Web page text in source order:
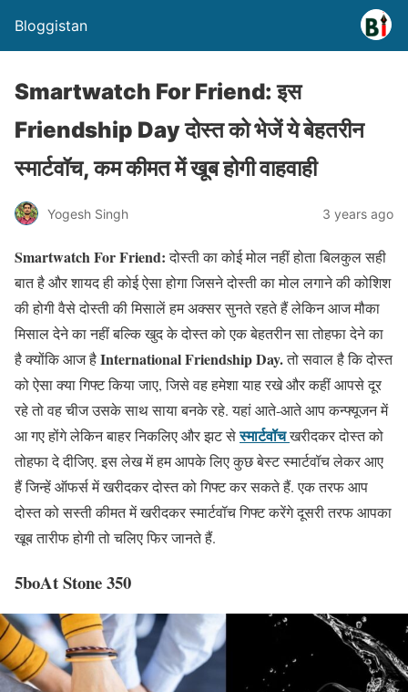
Bloggistan
Smartwatch For Friend: इस
Friendship Day दोस्त को भेजें ये बेहतरीन
स्मार्टवॉच, कम कीमत में खूब होगी वाहवाही
Yogesh Singh 3 years ago
Smartwatch For Friend:दोस्ती का कोई मोल नहीं होता बिलकुल सही
बात है और शायद ही कोई ऐसा होगा जिसने दोस्ती का मोल लगाने की कोशिश
की होगी वैसे दोस्ती की मिसालें हम अक्सर सुनते रहते हैं लेकिन आज मौका
मिसाल देने का नहीं बल्कि खुद के दोस्त को एक बेहतरीन सा तोहफा देने का
है क्योंकि आज हैInternational Friendship Day.तो सवाल है कि दोस्त
को ऐसा क्या गिफ्ट किया जाए, जिसे वह हमेशा याह रखे और कहीं आपसे दूर
रहे तो वह चीज उसके साथ साया बनके रहे. यहां आते-आते आप कन्फ्यूजन में
आ गए होंगे लेकिन बाहर निकलिए और झट सेस्मार्टवॉचखरीदकर दोस्त को
तोहफा दे दीजिए. इस लेख में हम आपके लिए कुछ बेस्ट स्मार्टवॉच लेकर आए
हैं जिन्हें ऑफर्स में खरीदकर दोस्त को गिफ्ट कर सकते हैं. एक तरफ आप
दोस्त को सस्ती कीमत में खरीदकर स्मार्टवॉच गिफ्ट करेंगे दूसरी तरफ आपका
खूब तारीफ होगी तो चलिए फिर जानते हैं.
5boAt Stone 350